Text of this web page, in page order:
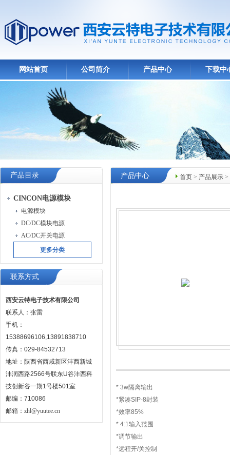
网站首页 公司简介 产品中心 下载中
产品目录
CINCON电源模块
电源模块
DC/DC模块电源
AC/DC开关电源
更多分类
联系方式
西安云特电子技术有限公司
联系人：张雷
手机：
15388696106,13891838710
传真：029-84532713
地址：陕西省西咸新区沣西新城
沣润西路2566号联东U谷沣西科
技创新谷一期1号楼501室
邮编：710086
邮箱： zhl@yuutee.cn
首页 > 产品展示 >
产品中心
* 3w隔离输出
*紧凑SIP-8封装
*效率85%
* 4:1输入范围
*调节输出
*远程开/关控制